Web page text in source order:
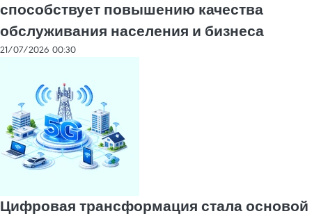
способствует повышению качества
обслуживания населения и бизнеса
21/07/2026 00:30
Цифровая трансформация стала основой